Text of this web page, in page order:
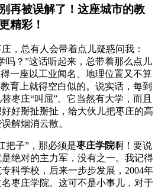
再被误解了！这座城市的教
精彩！
，总有人会带着点儿疑惑问我：
吗？”这话听起来，总带着那么点儿
一座以工业闻名、地理位置又不算
育上就得空白似的。说实话，每到
枣庄“叫屈”。它当然有大学，而且
好掰扯掰扯，给大伙儿把枣庄的高
解烟消云散。
把子”，那必须是枣庄学院啊！要说
绝对的主力军，没有之一。我记得
科学校，后来一步步发展，2004年
枣庄学院。这可不是小事儿，对于